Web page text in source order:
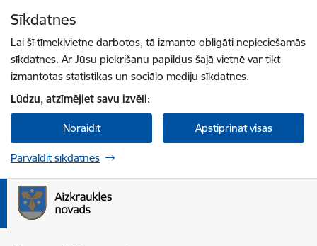
Sīkdatnes
Lai šī tīmekļvietne darbotos, tā izmanto obligāti nepieciešamās
sīkdatnes. Ar Jūsu piekrišanu papildus šajā vietnē var tikt
izmantotas statistikas un sociālo mediju sīkdatnes.
Lūdzu, atzīmējiet savu izvēli:
Noraidīt Apstiprināt visas
Pārvaldīt sīkdatnes